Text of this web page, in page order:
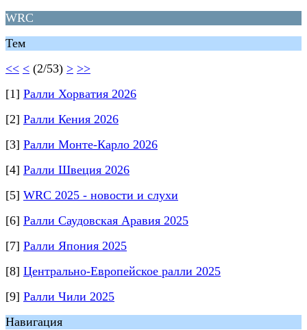
WRC
Тем
<< < (2/53) > >>
[1] Ралли Хорватия 2026
[2] Ралли Кения 2026
[3] Ралли Монте-Карло 2026
[4] Ралли Швеция 2026
[5] WRC 2025 - новости и слухи
[6] Ралли Саудовская Аравия 2025
[7] Ралли Япония 2025
[8] Центрально-Европейское ралли 2025
[9] Ралли Чили 2025
Навигация